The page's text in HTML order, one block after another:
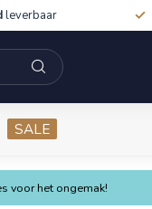
leverbaar
SALE
voor het ongemak!